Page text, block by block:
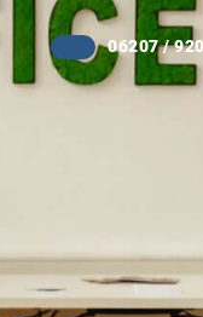
06207 /